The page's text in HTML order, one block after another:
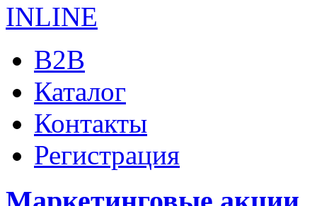
B2B
Каталог
Контакты
Регистрация